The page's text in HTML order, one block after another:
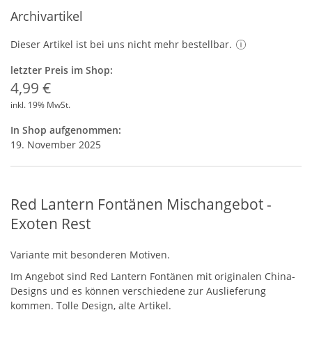
Archivartikel
Dieser Artikel ist bei uns nicht mehr bestellbar.
letzter Preis im Shop:
4,99 €
inkl. 19% MwSt.
In Shop aufgenommen:
19. November 2025
Red Lantern Fontänen Mischangebot -
Exoten Rest
Variante mit besonderen Motiven.
Im Angebot sind Red Lantern Fontänen mit originalen China-
Designs und es können verschiedene zur Auslieferung
kommen. Tolle Design, alte Artikel.